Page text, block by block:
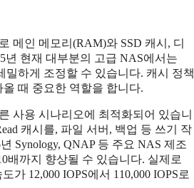
메인 메모리(RAM)와 SSD 캐시, 디
년 현재 대부분의 고급 NAS에서는
밀하게 조정할 수 있습니다. 캐시 정책
때 중요한 역할을 합니다.
사용 시나리오에 최적화되어 있습니
캐시를, 파일 서버, 백업 등 쓰기 작
Synology, QNAP 등 주요 NAS 제조
배까지 향상될 수 있습니다. 실제로
가 12,000 IOPS에서 110,000 IOPS로